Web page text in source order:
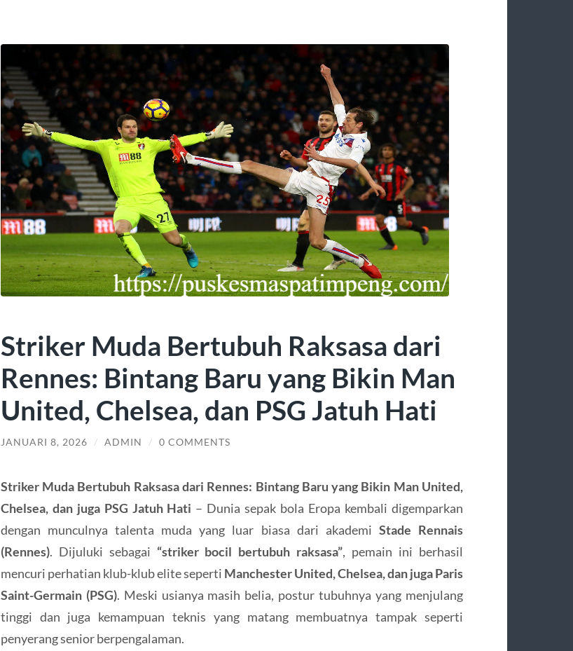
Striker Muda Bertubuh Raksasa dari
Rennes: Bintang Baru yang Bikin Man
United, Chelsea, dan PSG Jatuh Hati
JANUARI 8, 2026 / ADMIN / 0 COMMENTS
Striker Muda Bertubuh Raksasa dari Rennes: Bintang Baru yang Bikin Man United,
Chelsea, dan juga PSG Jatuh Hati – Dunia sepak bola Eropa kembali digemparkan
dengan munculnya talenta muda yang luar biasa dari akademi Stade Rennais
(Rennes). Dijuluki sebagai “striker bocil bertubuh raksasa”, pemain ini berhasil
mencuri perhatian klub-klub elite seperti Manchester United, Chelsea, dan juga Paris
Saint-Germain (PSG). Meski usianya masih belia, postur tubuhnya yang menjulang
tinggi dan juga kemampuan teknis yang matang membuatnya tampak seperti
penyerang senior berpengalaman.